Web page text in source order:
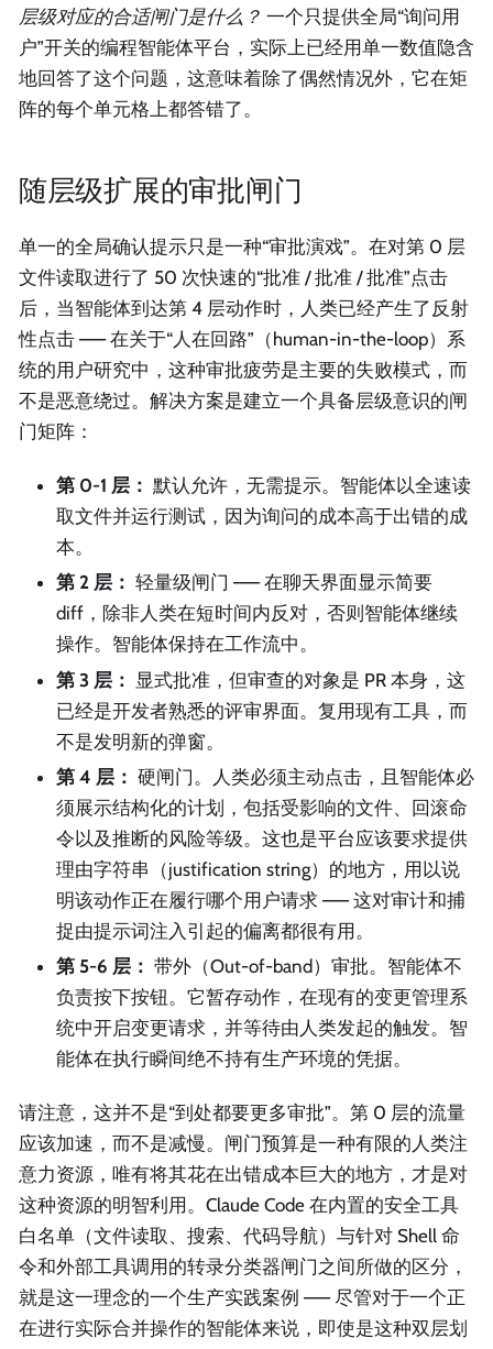
层级对应的合适闸门是什么？ 一个只提供全局“询问用
户”开关的编程智能体平台，实际上已经用单一数值隐含
地回答了这个问题，这意味着除了偶然情况外，它在矩
阵的每个单元格上都答错了。
随层级扩展的审批闸门
单一的全局确认提示只是一种“审批演戏”。在对第 0 层
文件读取进行了 50 次快速的“批准 / 批准 / 批准”点击
后，当智能体到达第 4 层动作时，人类已经产生了反射
性点击 —— 在关于“人在回路”（human-in-the-loop）系
统的用户研究中，这种审批疲劳是主要的失败模式，而
不是恶意绕过。解决方案是建立一个具备层级意识的闸
门矩阵：
第 0-1 层： 默认允许，无需提示。智能体以全速读
取文件并运行测试，因为询问的成本高于出错的成
本。
第 2 层： 轻量级闸门 —— 在聊天界面显示简要
diff，除非人类在短时间内反对，否则智能体继续
操作。智能体保持在工作流中。
第 3 层： 显式批准，但审查的对象是 PR 本身，这
已经是开发者熟悉的评审界面。复用现有工具，而
不是发明新的弹窗。
第 4 层： 硬闸门。人类必须主动点击，且智能体必
须展示结构化的计划，包括受影响的文件、回滚命
令以及推断的风险等级。这也是平台应该要求提供
理由字符串（justification string）的地方，用以说
明该动作正在履行哪个用户请求 —— 这对审计和捕
捉由提示词注入引起的偏离都很有用。
第 5-6 层： 带外（Out-of-band）审批。智能体不
负责按下按钮。它暂存动作，在现有的变更管理系
统中开启变更请求，并等待由人类发起的触发。智
能体在执行瞬间绝不持有生产环境的凭据。
请注意，这并不是“到处都要更多审批”。第 0 层的流量
应该加速，而不是减慢。闸门预算是一种有限的人类注
意力资源，唯有将其花在出错成本巨大的地方，才是对
这种资源的明智利用。Claude Code 在内置的安全工具
白名单（文件读取、搜索、代码导航）与针对 Shell 命
令和外部工具调用的转录分类器闸门之间所做的区分，
就是这一理念的一个生产实践案例 —— 尽管对于一个正
在进行实际合并操作的智能体来说，即使是这种双层划